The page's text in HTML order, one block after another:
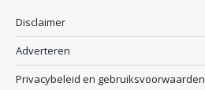
Disclaimer
Adverteren
Privacybeleid en gebruiksvoorwaarden